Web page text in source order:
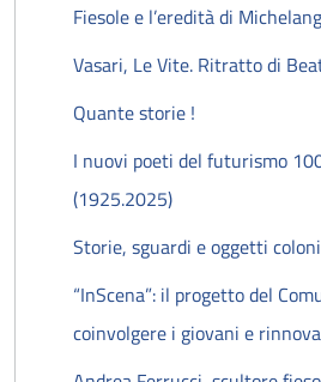
Fiesole e l’eredità di
Vasari, Le Vite. Ritratto di
Quante storie !
I nuovi poeti del futurismo
(1925.2025)
Storie, sguardi e oggetti
“InScena”: il progetto del
coinvolgere i giovani e